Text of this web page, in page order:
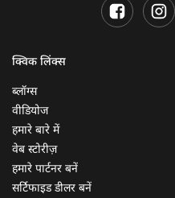
क्विक लिंक्स
ब्लॉग्स
वीडियोज
हमारे बारे में
वेब स्टोरीज़
हमारे पार्टनर बनें
सर्टिफाइड डीलर बनें